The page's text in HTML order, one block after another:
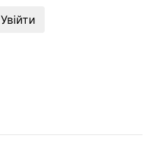
Увійти